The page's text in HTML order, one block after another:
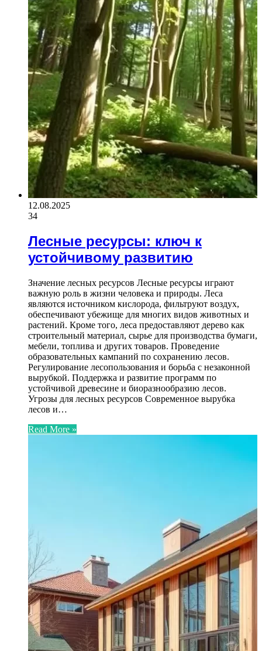
12.08.2025
34
Лесные ресурсы: ключ к
устойчивому развитию
Значение лесных ресурсов Лесные ресурсы играют
важную роль в жизни человека и природы. Леса
являются источником кислорода, фильтруют воздух,
обеспечивают убежище для многих видов животных и
растений. Кроме того, леса предоставляют дерево как
строительный материал, сырье для производства бумаги,
мебели, топлива и других товаров. Проведение
образовательных кампаний по сохранению лесов.
Регулирование лесопользования и борьба с незаконной
вырубкой. Поддержка и развитие программ по
устойчивой древесине и биоразнообразию лесов.
Угрозы для лесных ресурсов Современное вырубка
лесов и…
Read More »